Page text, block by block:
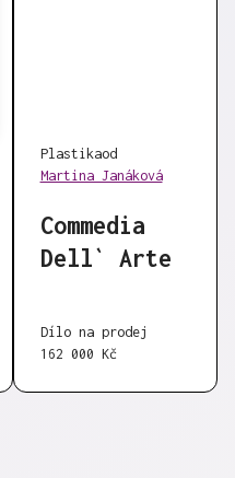
Plastikaod
Martina Janáková
Commedia
Dell` Arte
Dílo na prodej
162 000 Kč